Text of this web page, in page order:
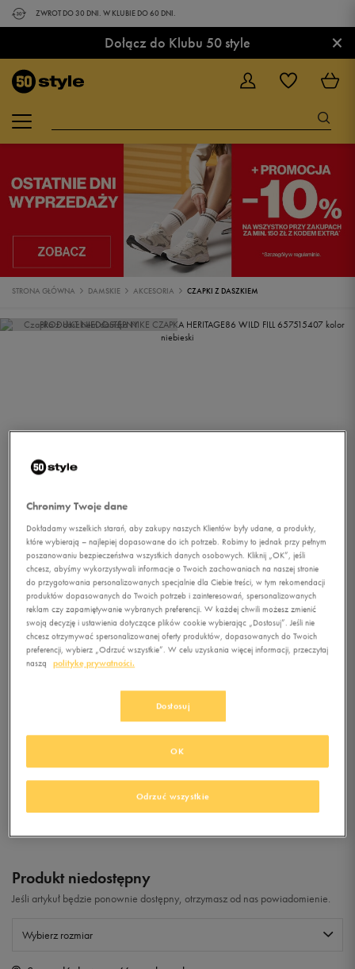
ZWROT DO 30 DNI. W KLUBIE DO 60 DNI.
Dołącz do Klubu 50 style ×
STRONA GŁÓWNA DAMSKIE AKCESORIA CZAPKI Z DASZKIEM
PRODUKT NIEDOSTĘPNY
NIKE CZAPKA HERITAGE86
złz Vat
KLUBIE 50 STYLE
Produkt niedostępny
Jeśli artykuł będzie ponownie dostępny, otrzymasz od nas powiadomienie.
Wybierz rozmiar
Chronimy Twoje dane
Dokładamy wszelkich starań, aby zakupy naszych Klientów były udane, a produkty,
które wybierają – najlepiej dopasowane do ich potrzeb. Robimy to jednak przy pełnym
poszanowaniu bezpieczeństwa wszystkich danych osobowych. Kliknij „OK”, jeśli
chcesz, abyśmy wykorzystywali informacje o Twoich zachowaniach na naszej stronie
do przygotowania personalizowanych specjalnie dla Ciebie treści, w tym rekomendacji
produktów dopasowanych do Twoich potrzeb i zainteresowań, spersonalizowanych
reklam czy zapamiętywanie wybranych preferencji. W każdej chwili możesz zmienić
swoją decyzję i ustawienia dotyczące plików cookie wybierając „Dostosuj”. Jeśli nie
chcesz otrzymywać spersonalizowanej oferty produktów, dopasowanych do Twoich
preferencji, wybierz „Odrzuć wszystkie”. W celu uzyskania więcej informacji, przeczytaj
naszą
politykę prywatności.
Dostosuj
Odrzuć wszystkie
OK